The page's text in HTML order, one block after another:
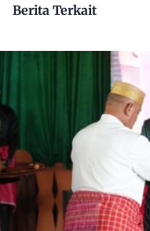
Berita Terkait